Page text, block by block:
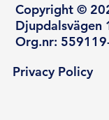
Copyright ©
Djupdalsvägen
Org.nr:
Privacy Policy